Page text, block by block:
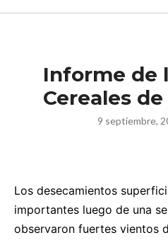
Informe de
Cereales
9 septiembre,
Los desecamientos
importantes luego de una
observaron fuertes vientos